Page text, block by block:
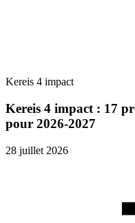
Kereis 4 impact
Kereis 4 impact : 17
pour 2026-2027
28 juillet 2026